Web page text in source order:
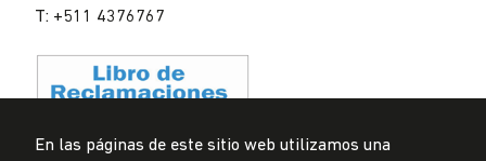
T: +511 4376767
En las páginas de este sitio web utilizamos una